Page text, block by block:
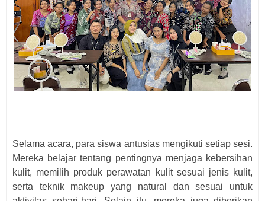
Selama acara, para siswa antusias mengikuti setiap sesi.
Mereka belajar tentang pentingnya menjaga kebersihan
kulit, memilih produk perawatan kulit sesuai jenis kulit,
serta teknik makeup yang natural dan sesuai untuk